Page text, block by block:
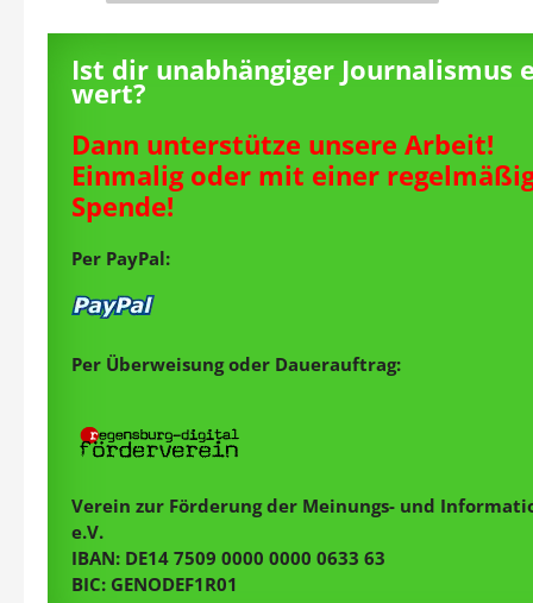
Ist dir unabhängiger Journalismus
wert?
Dann unterstütze unsere Arbeit!
Einmalig oder mit einer
Spende!
Per PayPal:
Per Überweisung oder Dauerauftrag:
Verein zur Förderung der Meinungs- und
e.V.
IBAN: DE14 7509 0000 0000 0633 63
BIC: GENODEF1R01